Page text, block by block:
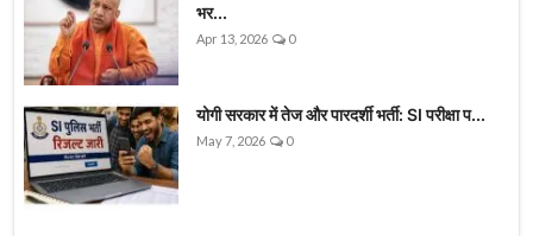
भर...
Apr 13, 2026 0
योगी सरकार में तेज और पारदर्शी भर्ती: SI परीक्षा प...
May 7, 2026 0